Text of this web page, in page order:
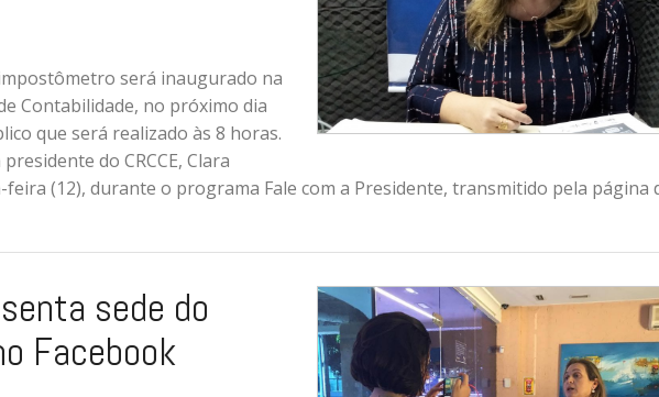
será inaugurado na
Contabilidade, no próximo dia
que será realizado às 8 horas.
do CRCCE, Clara
feira (12), durante o programa Fale com a Presidente, transmitido pela página
sede do
Facebook